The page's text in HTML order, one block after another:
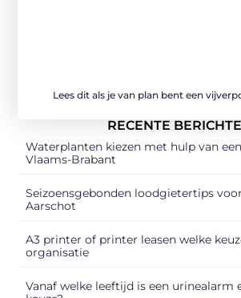
Lees dit als je van plan bent een
RECENTE
Waterplanten kiezen met hulp van
Vlaams-Brabant
Seizoensgebonden loodgietertips
Aarschot
A3 printer of printer leasen welke
organisatie
Vanaf welke leeftijd is een urinealarm